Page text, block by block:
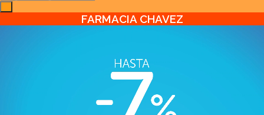
FARMACIA CHAVEZ